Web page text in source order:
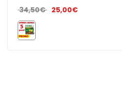
34,50€ Il prezzo originale era:
25,00€Il prezzo